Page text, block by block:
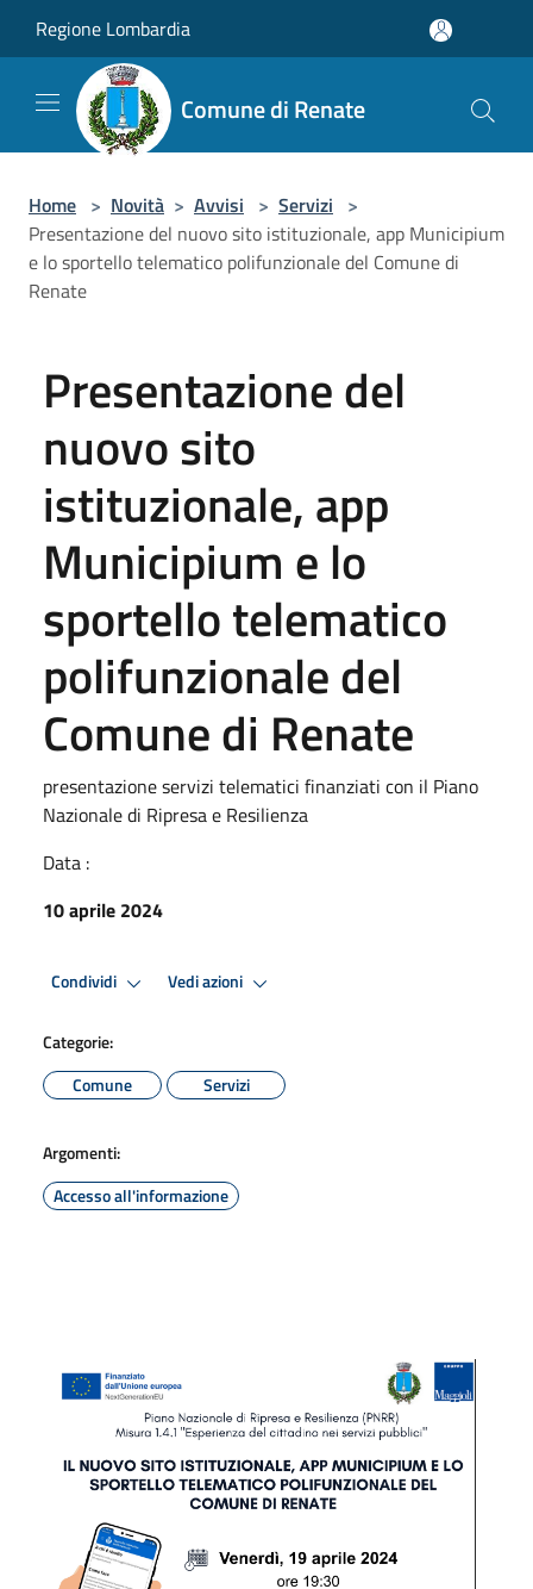
Regione Lombardia
Comune di Renate
Home > Novità > Avvisi > Servizi >
Presentazione del nuovo sito istituzionale, app Municipium
e lo sportello telematico polifunzionale del Comune di
Renate
Presentazione del
nuovo sito
istituzionale, app
Municipium e lo
sportello telematico
polifunzionale del
Comune di Renate
presentazione servizi telematici finanziati con il Piano
Nazionale di Ripresa e Resilienza
Data :
10 aprile 2024
Condividi Vedi azioni
Categorie:
Comune
Servizi
Argomenti:
Accesso all'informazione